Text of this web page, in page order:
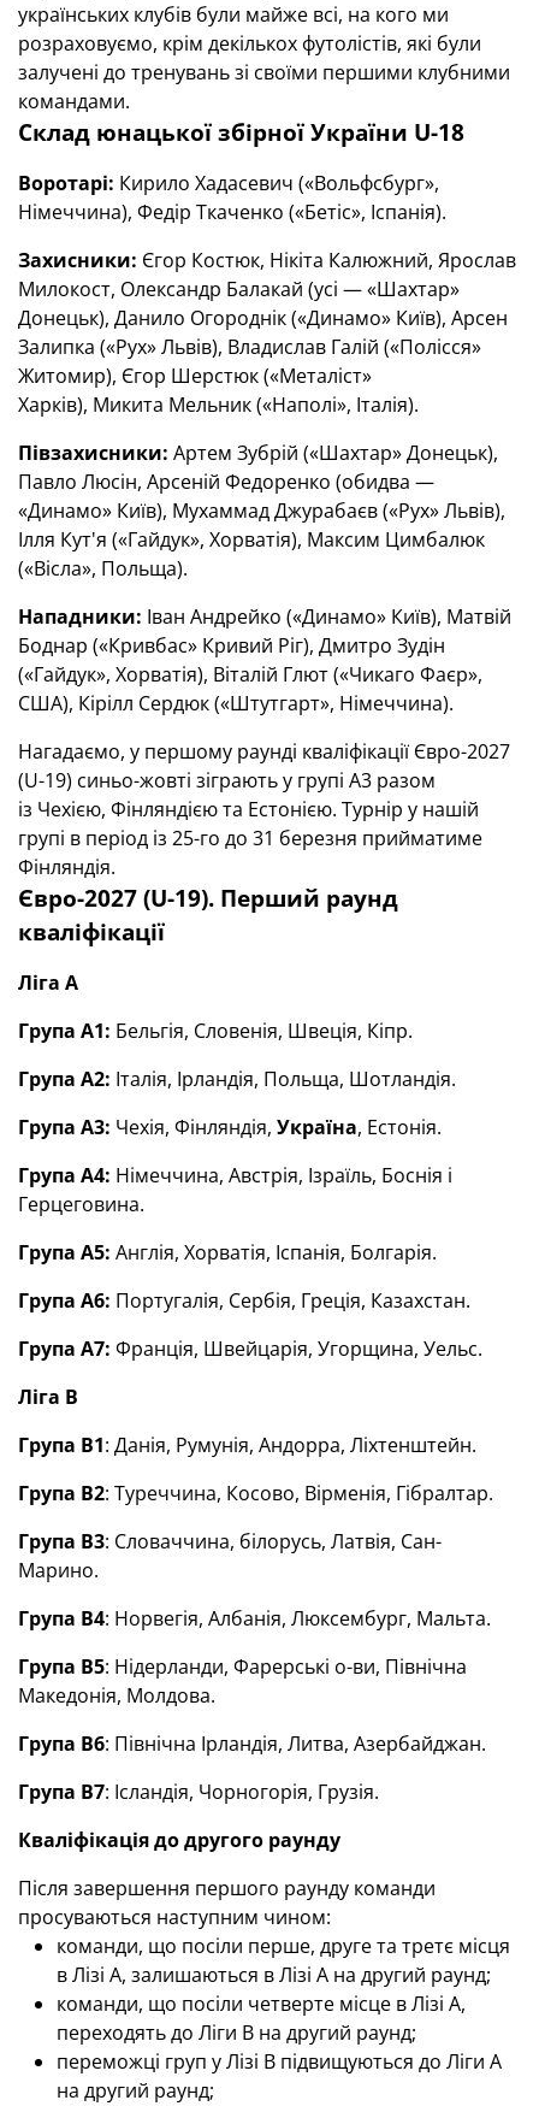
українських клубів були майже всі, на кого ми
розраховуємо, крім декількох футолістів, які були
залучені до тренувань зі своїми першими клубними
командами.
Склад юнацької збірної України U-18
Воротарі: Кирило Хадасевич («Вольфсбург»,
Німеччина), Федір Ткаченко («Бетіс», Іспанія).
Захисники: Єгор Костюк, Нікіта Калюжний, Ярослав
Милокост, Олександр Балакай (усі — «Шахтар»
Донецьк), Данило Огороднік («Динамо» Київ), Арсен
Залипка («Рух» Львів), Владислав Галій («Полісся»
Житомир), Єгор Шерстюк («Металіст»
Харків), Микита Мельник («Наполі», Італія).
Півзахисники: Артем Зубрій («Шахтар» Донецьк),
Павло Люсін, Арсеній Федоренко (обидва —
«Динамо» Київ), Мухаммад Джурабаєв («Рух» Львів),
Ілля Кут'я («Гайдук», Хорватія), Максим Цимбалюк
(«Вісла», Польща).
Нападники: Іван Андрейко («Динамо» Київ), Матвій
Боднар («Кривбас» Кривий Ріг), Дмитро Зудін
(«Гайдук», Хорватія), Віталій Глют («Чикаго Фаєр»,
США), Кірілл Сердюк («Штутгарт», Німеччина).
Нагадаємо, у першому раунді кваліфікації Євро-2027
(U-19) синьо-жовті зіграють у групі А3 разом
із Чехією, Фінляндією та Естонією. Турнір у нашій
групі в період із 25-го до 31 березня прийматиме
Фінляндія.
Євро-2027 (U-19). Перший раунд
кваліфікації
Ліга А
Група А1: Бельгія, Словенія, Швеція, Кіпр.
Група А2: Італія, Ірландія, Польща, Шотландія.
Група А3: Чехія, Фінляндія, Україна, Естонія.
Група А4: Німеччина, Австрія, Ізраїль, Боснія і
Герцеговина.
Група А5: Англія, Хорватія, Іспанія, Болгарія.
Група А6: Португалія, Сербія, Греція, Казахстан.
Група А7: Франція, Швейцарія, Угорщина, Уельс.
Ліга B
Група B1: Данія, Румунія, Андорра, Ліхтенштейн.
Група B2: Туреччина, Косово, Вірменія, Гібралтар.
Група B3: Словаччина, білорусь, Латвія, Сан-
Марино.
Група B4: Норвегія, Албанія, Люксембург, Мальта.
Група B5: Нідерланди, Фарерські о-ви, Північна
Македонія, Молдова.
Група B6: Північна Ірландія, Литва, Азербайджан.
Група B7: Ісландія, Чорногорія, Грузія.
Кваліфікація додругого раунду
Після завершення першого раунду команди
просуваються наступним чином:
команди, що посіли перше, друге та третє місця
в Лізі A, залишаються в Лізі A на другий раунд;
команди, що посіли четверте місце в Лізі A,
переходять до Ліги B на другий раунд;
переможці груп у Лізі B підвищуються до Ліги A
на другий раунд;